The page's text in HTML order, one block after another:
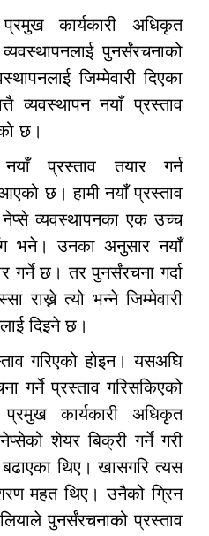
कार्यकारी अधिकृत
पुनर्संरचनाको
जिम्मेवारी दिएका
व्यवस्थापन नयाँ प्रस्ताव
छ।
नयाँ प्रस्ताव तयार गर्न
आएको छ। हामी नयाँ प्रस्ताव
व्यवस्थापनका एक उच्च
भने। उनका अनुसार नयाँ
गर्ने छ। तर पुनर्संरचना गर्दा
त्यो भन्ने जिम्मेवारी
दिइने छ।
गरिएको होइन। यसअघि
गर्ने प्रस्ताव गरिसकिएको
कार्यकारी अधिकृत
शेयर बिक्री गर्ने गरी
थिए। खासगरि त्यस
महत थिए। उनैको ग्रिन
पुनर्संरचनाको प्रस्ताव